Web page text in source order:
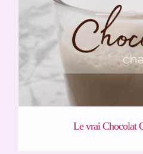
Le vrai Chocolat